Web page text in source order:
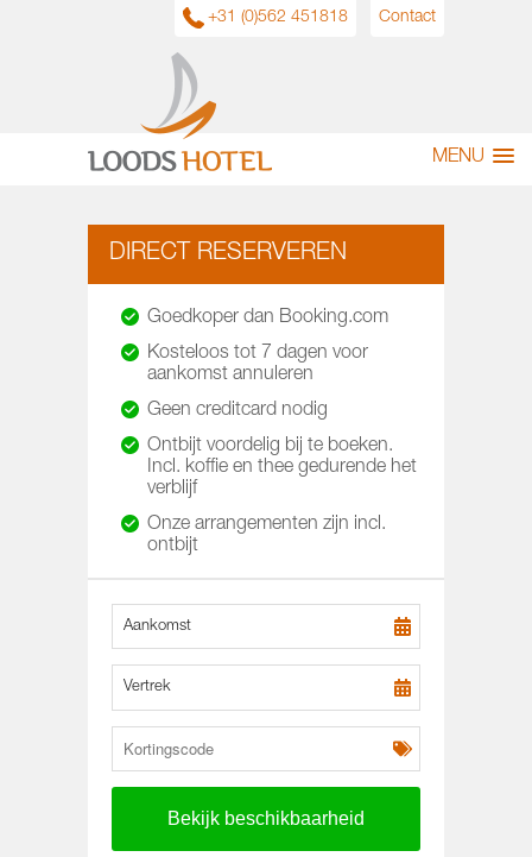
MENU
+31 (0)562 451818 Contact
DIRECT RESERVEREN
Goedkoper dan Booking.com
Kosteloos tot 7 dagen voor
aankomst annuleren
Geen creditcard nodig
Ontbijt voordelig bij te boeken.
Incl. koffie en thee gedurende het
verblijf
Onze arrangementen zijn incl.
ontbijt
Aankomst
Vertrek